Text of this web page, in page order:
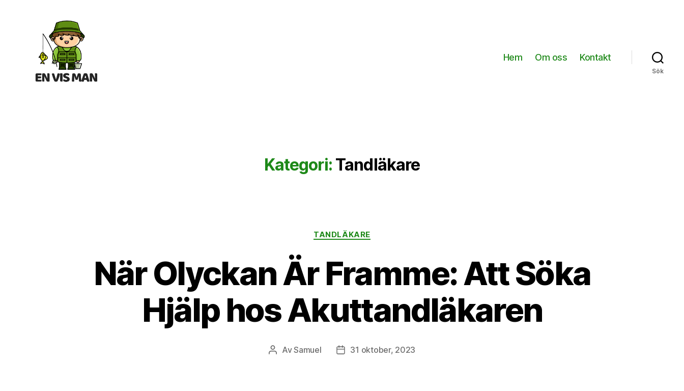
Hem Om oss Kontakt
Sök
Kategori: Tandläkare
Kategorier
TANDLÄKARE
När Olyckan Är Framme: Att Söka
Hjälp hos Akuttandläkaren
Inläggsförfattare
AvSamuel Inläggsdatum
31 oktober, 2023